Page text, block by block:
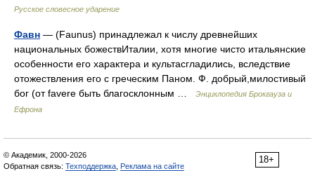
Русское словесное ударение
Фавн — (Faunus) принадлежал к числу древнейших
национальных божествИталии, хотя многие чисто итальянские
особенности его характера и культасгладились, вследствие
отожествления его с греческим Паном. Ф. добрый,милостивый
бог (от favere быть благосклонным …
Энциклопедия Брокгауза и
Ефрона
18+
© Академик, 2000-2026
Обратная связь: Техподдержка Реклама на сайте